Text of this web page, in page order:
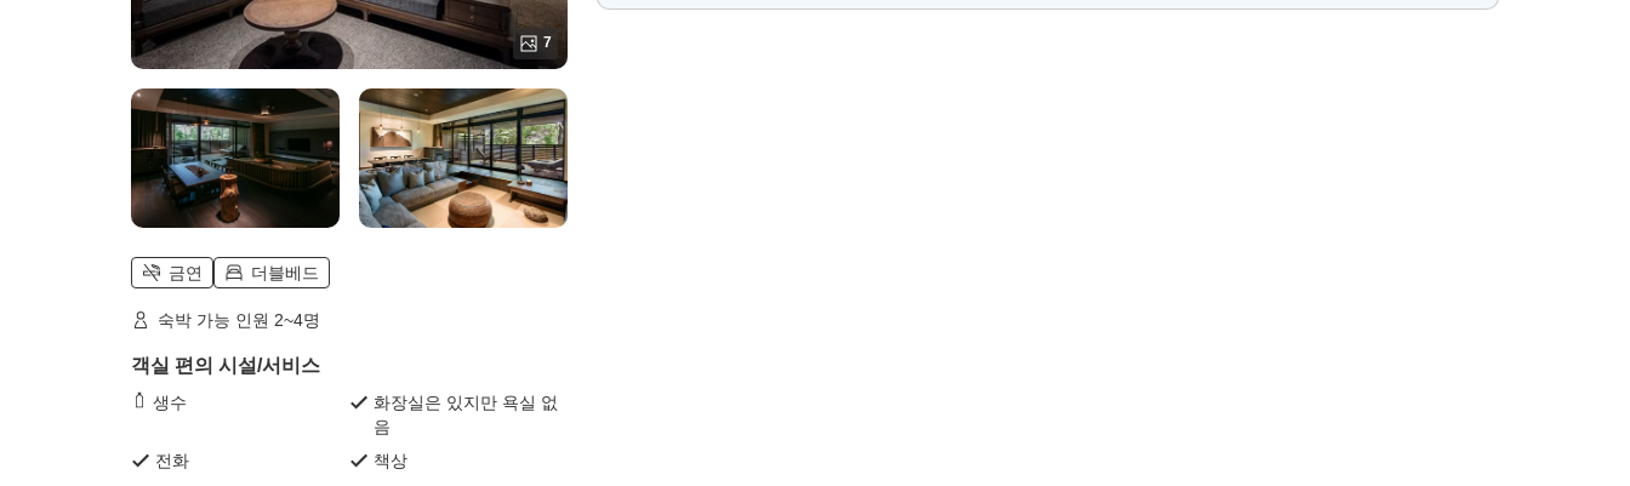
7
금연 더블베드
숙박 가능 인원 2~4명
객실 편의 시설/서비스
생수
화장실은 있지만 욕실 없
음
전화
책상